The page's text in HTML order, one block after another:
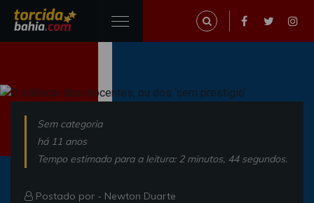
Sem categoria
há 11 anos
Tempo estimado para a leitura: 2 minutos, 44 segundos.
Postado por - Newton Duarte